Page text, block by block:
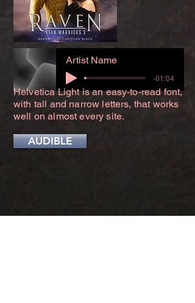
Artist Name
-01:04
Helvetica Light is an easy-to-read font,
with tall and narrow letters, that works
well on almost every site.
AUDIBLE